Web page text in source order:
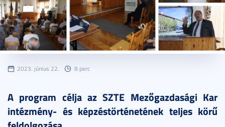
2023. június 22. 8 perc
A program célja az SZTE Mezőgazdasági Kar
intézmény- és képzéstörténetének teljes körű